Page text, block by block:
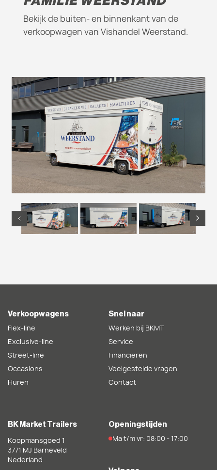
Bekijk de buiten- en binnenkant van de
verkoopwagen van Vishandel Weerstand.
BK Market Trailers
Koopmansgoed 1
3771 MJ Barneveld
Nederland
Verkoopwagens
Flex-line
Exclusive-line
Street-line
Occasions
Huren
Snel naar
Werken bij BKMT
Service
Financieren
Veelgestelde vragen
Contact
Openingstijden
Ma t/m vr: 08:00 - 17:00